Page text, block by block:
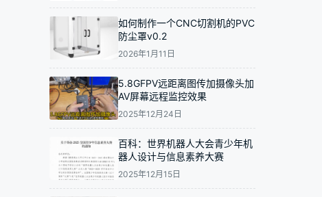
如何制作一个CNC切割机的PVC
防尘罩v0.2
2026年1月11日
5.8GFPV远距离图传加摄像头加
AV屏幕远程监控效果
2025年12月24日
百科：世界机器人大会青少年机
器人设计与信息素养大赛
2025年12月15日